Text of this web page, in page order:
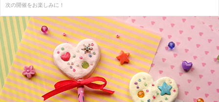
次の開催をお楽しみに！